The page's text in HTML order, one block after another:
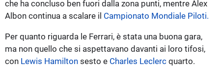
che ha concluso ben fuori dalla zona punti, mentre Alex
Albon continua a scalare il Campionato Mondiale Piloti.
Per quanto riguarda le Ferrari, è stata una buona gara,
ma non quello che si aspettavano davanti ai loro tifosi,
con Lewis Hamilton sesto e Charles Leclerc quarto.